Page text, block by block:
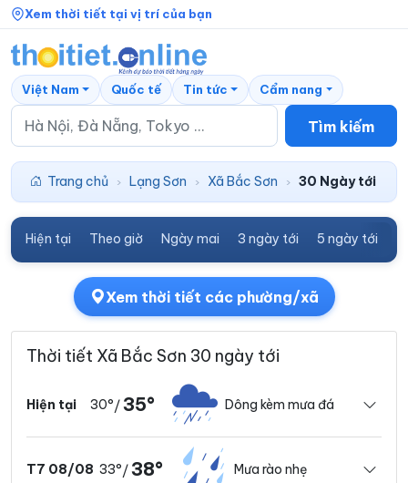
Xem thời tiết tại vị trí của bạn
Tìm kiếm
Việt Nam Quốc tế Tin tức Cẩm nang
Trang chủ › Lạng Sơn › Xã Bắc Sơn › 30 Ngày tới
Hiện tại Theo giờ Ngày mai 3 ngày tới 5 ngày tới
Xem thời tiết các phường/xã
Thời tiết Xã Bắc Sơn 30 ngày tới
Hiện tại 30°/ 35° Dông kèm mưa đá
T7 08/08 33°/ 38° Mưa rào nhẹ